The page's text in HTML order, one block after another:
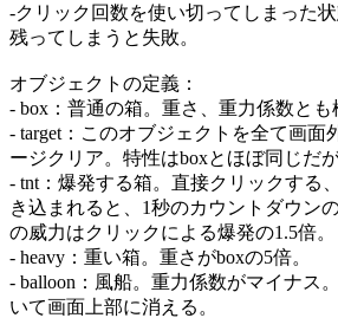
-クリック回数を使い切ってしまった
残ってしまうと失敗。
オブジェクトの定義：
- box：普通の箱。重さ、重力係数とも
- target：このオブジェクトを全て画面
ージクリア。特性はboxとほぼ同じだ
- tnt：爆発する箱。直接クリックする
き込まれると、1秒のカウントダウン
の威力はクリックによる爆発の1.5倍。
- heavy：重い箱。重さがboxの5倍。
- balloon：風船。重力係数がマイナス
いて画面上部に消える。